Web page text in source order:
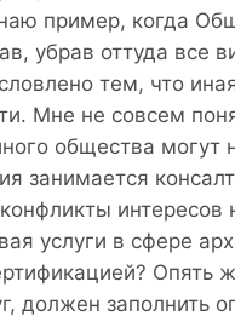
пример, когда
убрав оттуда все
тем, что
Мне не совсем
общества могут
занимается
интересов
услуги в сфере
Опять
должен заполнить